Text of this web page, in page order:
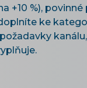
+10 %),
ke